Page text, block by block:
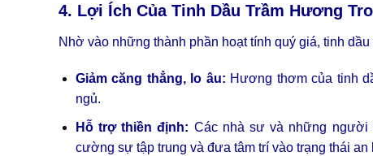
4. Lợi Ích Của Tinh Dầu Trầm Hương
Nhờ vào những thành phần hoạt tính quý giá, tinh
Giảm căng thẳng, lo âu: Hương thơm của tinh
ngủ.
Hỗ trợ thiền định: Các nhà sư và những người
cường sự tập trung và đưa tâm trí vào trạng thái an